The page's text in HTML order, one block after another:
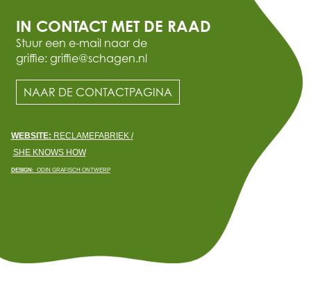
IN CONTACT MET DE RAAD
Stuur een e-mail naar de
griffie: griffie@schagen.nl
NAAR DE CONTACTPAGINA
WEBSITE: RECLAMEFABRIEK /
SHE KNOWS HOW
DESIGN: ODIN GRAFISCH ONTWERP